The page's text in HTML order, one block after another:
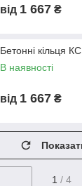
від 1 667 ₴
Бетонні кільця
В наявності
від 1 667 ₴
1 / 4